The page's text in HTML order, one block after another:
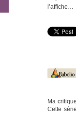
l’affiche…
Ma
Cette